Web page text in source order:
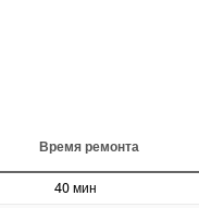
Время ремонта
40 мин